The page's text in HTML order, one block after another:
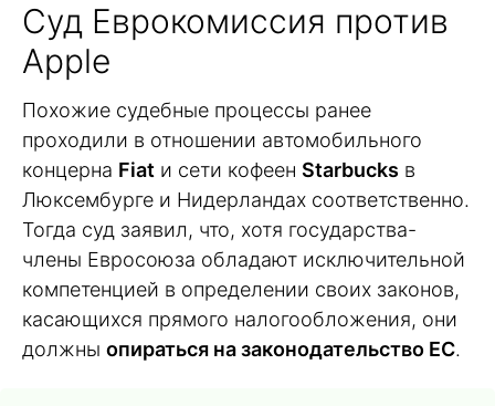
Суд Еврокомиссия против
Apple
Похожие судебные процессы ранее
проходили в отношении автомобильного
концерна Fiat и сети кофеен Starbucks в
Люксембурге и Нидерландах соответственно.
Тогда суд заявил, что, хотя государства-
члены Евросоюза обладают исключительной
компетенцией в определении своих законов,
касающихся прямого налогообложения, они
должны опираться на законодательство ЕС.